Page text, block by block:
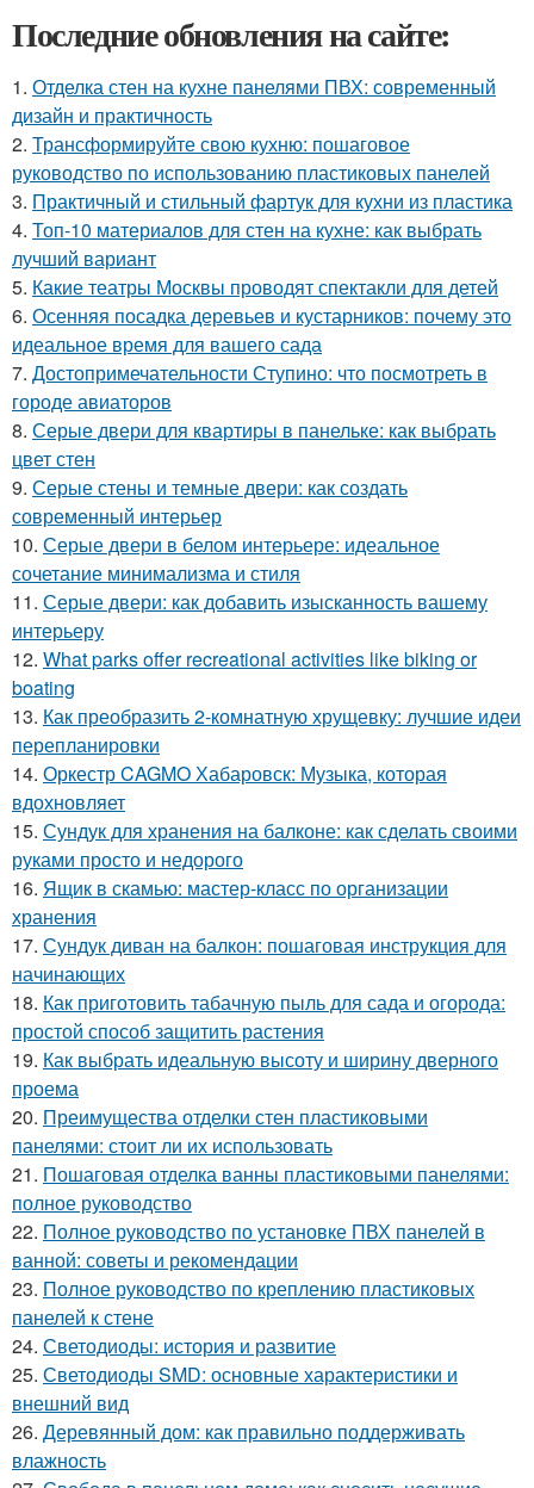
Последние обновления на сайте:
1. Отделка стен на кухне панелями ПВХ: современный
дизайн и практичность
2. Трансформируйте свою кухню: пошаговое
руководство по использованию пластиковых панелей
3. Практичный и стильный фартук для кухни из пластика
4. Топ-10 материалов для стен на кухне: как выбрать
лучший вариант
5. Какие театры Москвы проводят спектакли для детей
6. Осенняя посадка деревьев и кустарников: почему это
идеальное время для вашего сада
7. Достопримечательности Ступино: что посмотреть в
городе авиаторов
8. Серые двери для квартиры в панельке: как выбрать
цвет стен
9. Серые стены и темные двери: как создать
современный интерьер
10. Серые двери в белом интерьере: идеальное
сочетание минимализма и стиля
11. Серые двери: как добавить изысканность вашему
интерьеру
12. What parks offer recreational activities like biking or
boating
13. Как преобразить 2-комнатную хрущевку: лучшие идеи
перепланировки
14. Оркестр CAGMO Хабаровск: Музыка, которая
вдохновляет
15. Сундук для хранения на балконе: как сделать своими
руками просто и недорого
16. Ящик в скамью: мастер-класс по организации
хранения
17. Сундук диван на балкон: пошаговая инструкция для
начинающих
18. Как приготовить табачную пыль для сада и огорода:
простой способ защитить растения
19. Как выбрать идеальную высоту и ширину дверного
проема
20. Преимущества отделки стен пластиковыми
панелями: стоит ли их использовать
21. Пошаговая отделка ванны пластиковыми панелями:
полное руководство
22. Полное руководство по установке ПВХ панелей в
ванной: советы и рекомендации
23. Полное руководство по креплению пластиковых
панелей к стене
24. Светодиоды: история и развитие
25. Светодиоды SMD: основные характеристики и
внешний вид
26. Деревянный дом: как правильно поддерживать
влажность